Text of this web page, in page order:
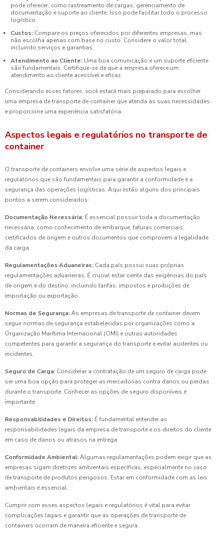
pode oferecer, como rastreamento de cargas, gerenciamento de
documentação e suporte ao cliente. Isso pode facilitar todo o processo
logístico.
Custos: Compare os preços oferecidos por diferentes empresas, mas
não escolha apenas com base no custo. Considere o valor total,
incluindo serviços e garantias.
Atendimento ao Cliente: Uma boa comunicação e um suporte eficiente
são fundamentais. Certifique-se de que a empresa oferece um
atendimento ao cliente acessível e eficaz.
Considerando esses fatores, você estará mais preparado para escolher
uma empresa de transporte de container que atenda às suas necessidades
e proporcione uma experiência satisfatória.
Aspectos legais e regulatórios no transporte de
container
O transporte de containers envolve uma série de aspectos legais e
regulatórios que são fundamentais para garantir a conformidade e a
segurança das operações logísticas. Aqui estão alguns dos principais
pontos a serem considerados:
Documentação Necessária: É essencial possuir toda a documentação
necessária, como conhecimento de embarque, faturas comerciais,
certificados de origem e outros documentos que comprovem a legalidade
da carga.
Regulamentações Aduaneiras: Cada país possui suas próprias
regulamentações aduaneiras. É crucial estar ciente das exigências do país
de origem e do destino, incluindo tarifas, impostos e proibições de
importação ou exportação.
Normas de Segurança:As empresas de transporte de container devem
seguir normas de segurança estabelecidas por organizações como a
Organização Marítima Internacional (OMI) e outras autoridades
competentes para garantir a segurança do transporte e evitar acidentes ou
incidentes.
Seguro de Carga: Considerar a contratação de um seguro de carga pode
ser uma boa opção para proteger as mercadorias contra danos ou perdas
durante o transporte. Conhecer as opções de seguro disponíveis é
importante.
Responsabilidades e Direitos: É fundamental entender as
responsabilidades legais da empresa de transporte e os direitos do cliente
em caso de danos ou atrasos na entrega.
Conformidade Ambiental:Algumas regulamentações podem exigir que as
empresas sigam diretrizes ambientais específicas, especialmente no caso
de transporte de produtos perigosos. Estar em conformidade com as leis
ambientais é essencial.
Cumprir com esses aspectos legais e regulatórios é vital para evitar
complicações legais e garantir que as operações de transporte de
containers ocorram de maneira eficiente e segura.